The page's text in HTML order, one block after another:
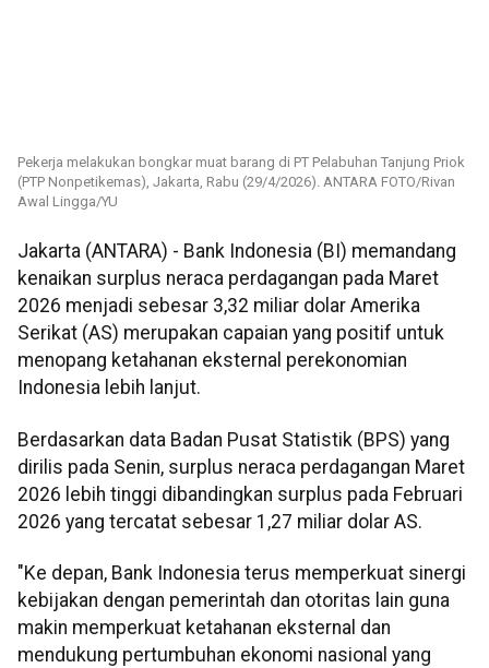
Pekerja melakukan bongkar muat barang di PT Pelabuhan Tanjung Priok
(PTP Nonpetikemas), Jakarta, Rabu (29/4/2026). ANTARA FOTO/Rivan
Awal Lingga/YU
Jakarta (ANTARA) - Bank Indonesia (BI) memandang
kenaikan surplus neraca perdagangan pada Maret
2026 menjadi sebesar 3,32 miliar dolar Amerika
Serikat (AS) merupakan capaian yang positif untuk
menopang ketahanan eksternal perekonomian
Indonesia lebih lanjut.
Berdasarkan data Badan Pusat Statistik (BPS) yang
dirilis pada Senin, surplus neraca perdagangan Maret
2026 lebih tinggi dibandingkan surplus pada Februari
2026 yang tercatat sebesar 1,27 miliar dolar AS.
"Ke depan, Bank Indonesia terus memperkuat sinergi
kebijakan dengan pemerintah dan otoritas lain guna
makin memperkuat ketahanan eksternal dan
mendukung pertumbuhan ekonomi nasional yang